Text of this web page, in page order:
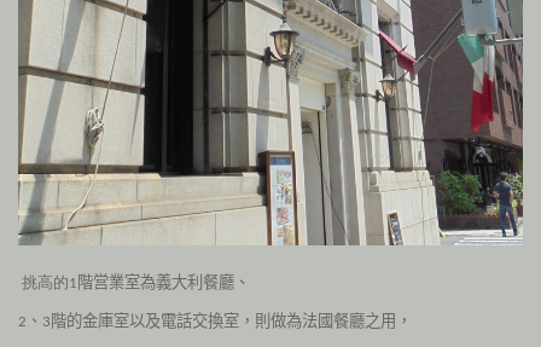
挑高的 1階営業室為義大利餐廳、
2 、 3階的金庫室以及電話交換室，則做為法國餐廳之用，